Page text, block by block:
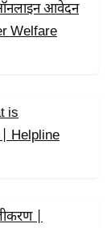
ऑनलाइन आवेदन
Welfare
is
Helpline
|